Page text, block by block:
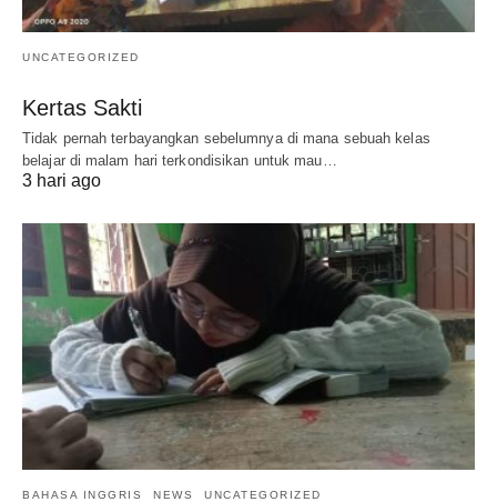
UNCATEGORIZED
Kertas Sakti
Tidak pernah terbayangkan sebelumnya di mana sebuah kelas
belajar di malam hari terkondisikan untuk mau…
3 hari ago
BAHASA INGGRIS NEWS UNCATEGORIZED